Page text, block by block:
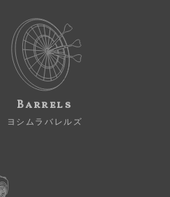
Barrels
ヨシムラバレルズ